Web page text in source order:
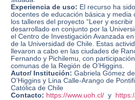
Experiencia de uso: El recurso ha
docentes de educación básica y media
los talleres del proyecto “Leer y escribir
desarrollado en conjunto por la
el Centro de Investigación Avanzada
de la Universidad de Chile. Estas
llevaron a cabo en las ciudades de
Fernando y Pichilemu, con
comunas de la Región de O’Higgins.
Autor/ Institución: Gabriela Gómez
O’Higgins y Lina Calle-Arango de
Católica de Chile
Contacto: https://www.uoh.cl/ y